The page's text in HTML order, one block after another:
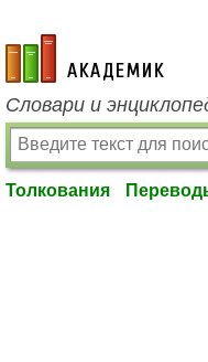
academic.ru
Словари и
Толкования